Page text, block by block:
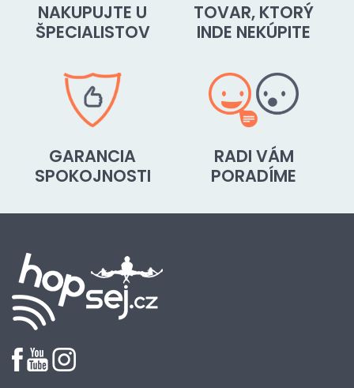
NAKUPUJTE U
ŠPECIALISTOV
TOVAR, KTORÝ
INDE NEKÚPITE
GARANCIA
SPOKOJNOSTI
RADI VÁM
PORADÍME